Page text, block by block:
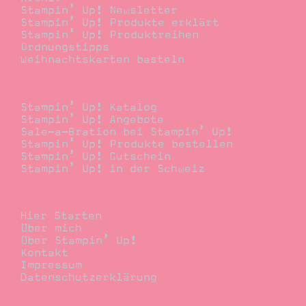
Stampin’ Up! Newsletter
Stampin’ Up! Produkte erklärt
Stampin’ Up! Produktreihen
Ordnungstipps
Weihnachtskarten basteln
Stampin’ Up! Katalog
Stampin’ Up! Angebote
Sale-a-Bration bei Stampin’ Up!
Stampin’ Up! Produkte bestellen
Stampin’ Up! Gutschein
Stampin’ Up! in der Schweiz
Hier Starten
Über mich
Über Stampin’ Up!
Kontakt
Impressum
Datenschutzerklärung